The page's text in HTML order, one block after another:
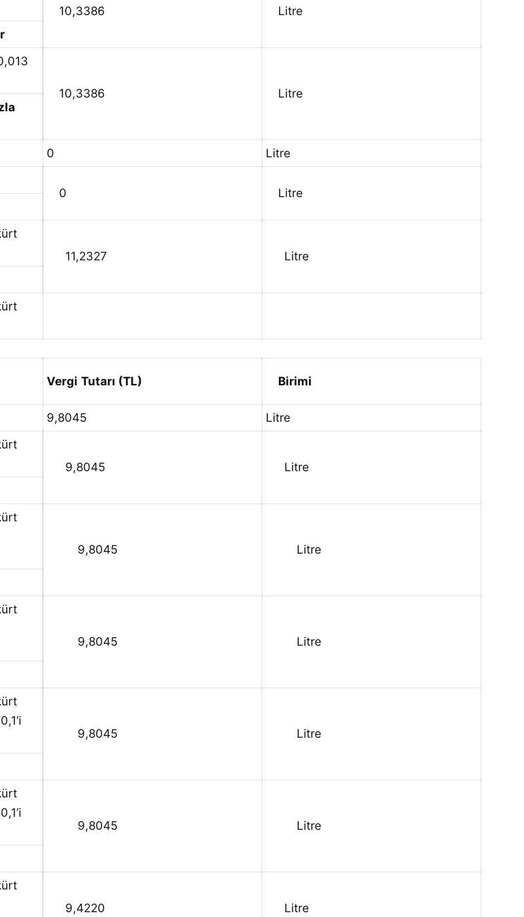
10,3386
Litre
10,3386
Litre
0 Litre
0
Litre
11,2327
Litre
Vergi Tutarı (TL) Birimi
9,8045 Litre
9,8045
Litre
9,8045 Litre
9,8045 Litre
9,8045 Litre
9,8045 Litre
9,4220 Litre